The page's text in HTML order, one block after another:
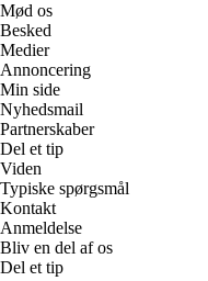
Mød os
Besked
Medier
Annoncering
Min side
Nyhedsmail
Partnerskaber
Del et tip
Viden
Typiske spørgsmål
Kontakt
Anmeldelse
Bliv en del af os
Del et tip